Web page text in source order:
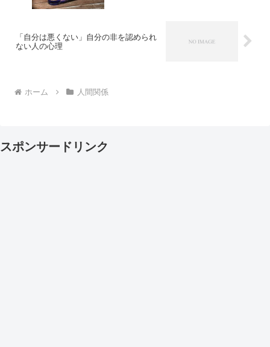
「自分は悪くない」自分の非を認められ
ない人の心理
ホーム 人間関係
スポンサードリンク